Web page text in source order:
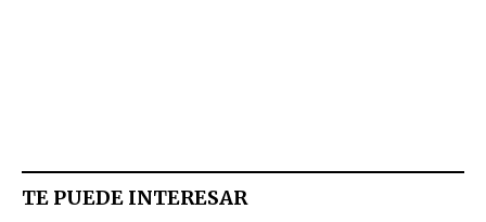
TE PUEDE INTERESAR